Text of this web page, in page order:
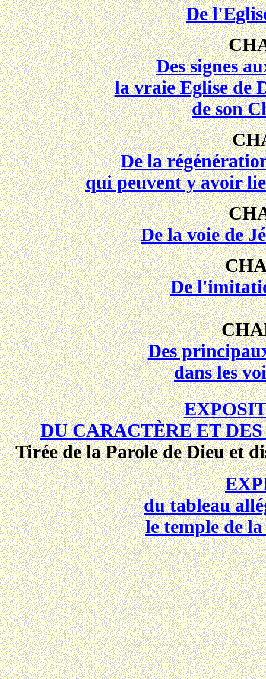
De
Des signes
la vraie Eglise de
de son
De la
qui peuvent y avoir
De la voie de
De
Des
dans les
DU CARACTÈRE ET
Tirée de la Parole de Dieu et
du tableau
le temple de